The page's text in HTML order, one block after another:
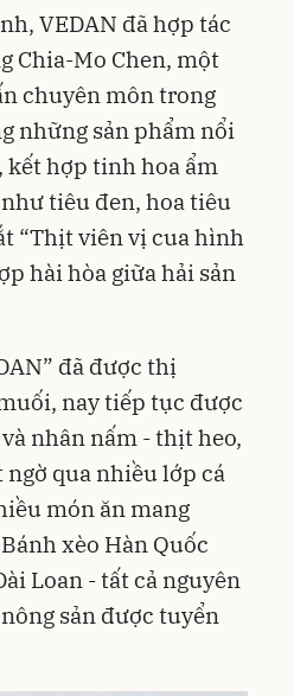
VEDAN đã hợp tác
Chia-Mo Chen, một
chuyên môn trong
những sản phẩm nổi
kết hợp tinh hoa ẩm
tiêu đen, hoa tiêu
“Thịt viên vị cua hình
hài hòa giữa hải sản
đã được thị
nay tiếp tục được
nhân nấm - thịt heo,
qua nhiều lớp cá
món ăn mang
xèo Hàn Quốc
Loan - tất cả nguyên
sản được tuyển